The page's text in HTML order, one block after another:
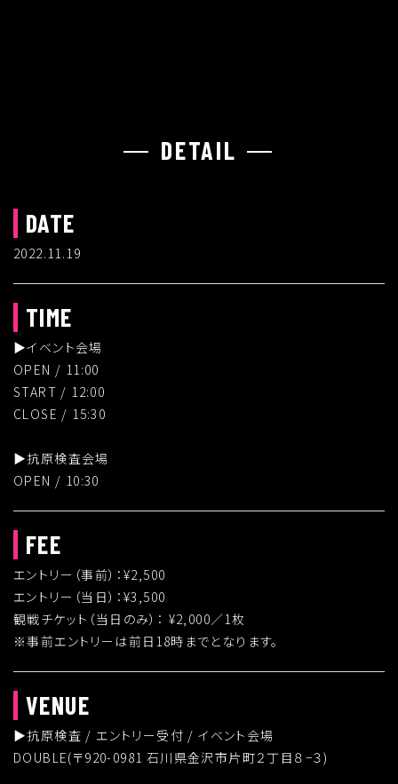
DETAIL
DATE
2022.11.19
TIME
▶︎イベント会場
OPEN / 11:00
START / 12:00
CLOSE / 15:30
▶︎抗原検査会場
OPEN / 10:30
FEE
エントリー（事前）：¥2,500
エントリー（当日）：¥3,500
観戦チケット（当日のみ）： ¥2,000／1枚
※事前エントリーは前日18時までとなります。
VENUE
▶︎抗原検査 / エントリー受付 / イベント会場
DOUBLE(〒920-0981 石川県金沢市片町２丁目８−３)